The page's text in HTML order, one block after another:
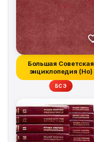
Большая Советская
энциклопедия (Но)
БСЭ